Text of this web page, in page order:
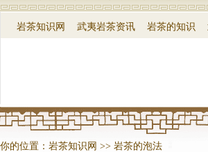
岩茶知识网 武夷岩茶资讯 岩茶的知识
你的位置： 岩茶知识网 >> 岩茶的泡法